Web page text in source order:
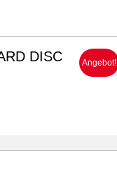
DISC Angebot!